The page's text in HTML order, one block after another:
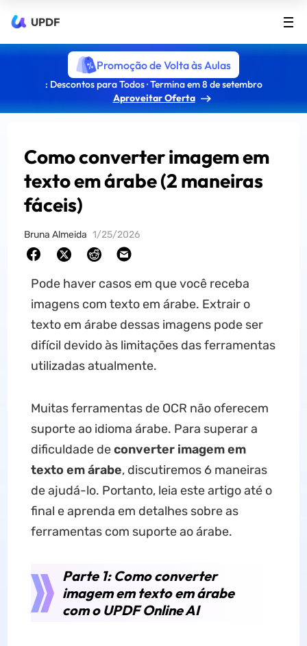
UPDF
Promoção de Volta às Aulas
: Descontos para Todos · Termina em 8 de setembro
Aproveitar Oferta
Como converter imagem em
texto em árabe (2 maneiras
fáceis)
Bruna Almeida 1/25/2026
Pode haver casos em que você receba
imagens com texto em árabe. Extrair o
texto em árabe dessas imagens pode ser
difícil devido às limitações das ferramentas
utilizadas atualmente.
Muitas ferramentas de OCR não oferecem
suporte ao idioma árabe. Para superar a
dificuldade deconverter imagem em
texto em árabe, discutiremos 6 maneiras
de ajudá-lo. Portanto, leia este artigo até o
final e aprenda em detalhes sobre as
ferramentas com suporte ao árabe.
Parte 1: Como converter
imagem em texto em árabe
com o UPDF Online AI